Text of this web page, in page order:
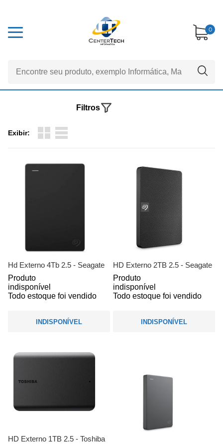
0
Exibir:
Filtros
Hd Externo 4Tb 2.5 - Seagate
Produto
indisponível
Todo estoque foi vendido
INDISPONÍVEL
HD Externo 2TB 2.5 - Seagate
Produto
indisponível
Todo estoque foi vendido
INDISPONÍVEL
HD Externo 1TB 2.5 - Toshiba